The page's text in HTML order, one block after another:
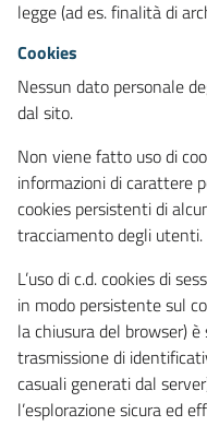
legge (ad es. finalità di
Cookies
Nessun dato personale
dal sito.
Non viene fatto uso di
informazioni di carattere
cookies persistenti di
tracciamento degli utenti.
L’uso di c.d. cookies di
in modo persistente sul
la chiusura del browser)
trasmissione di
casuali generati dal
l’esplorazione sicura ed